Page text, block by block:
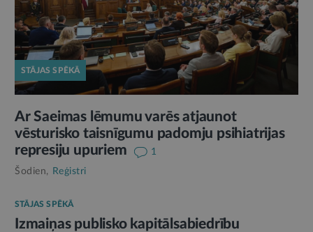
STĀJAS SPĒKĀ
Ar Saeimas lēmumu varēs atjaunot
vēsturisko taisnīgumu padomju psihiatrijas
represiju upuriem
1
Šodien,
Reģistri
STĀJAS SPĒKĀ
Izmaiņas publisko kapitālsabiedrību